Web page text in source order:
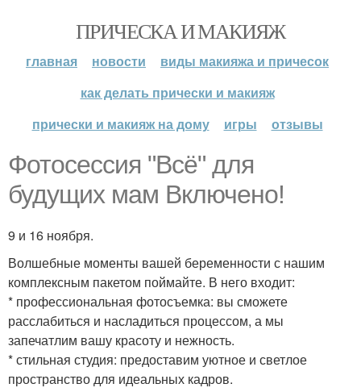
ПРИЧЕСКА И МАКИЯЖ
главная новости
виды макияжа и причесок
как делать прически и макияж
прически и макияж на дому
игры отзывы
Фотосессия "Всё" для
будущих мам Включено!
9 и 16 ноября.
Волшебные моменты вашей беременности с нашим
комплексным пакетом поймайте. В него входит:
* профессиональная фотосъемка: вы сможете
расслабиться и насладиться процессом, а мы
запечатлим вашу красоту и нежность.
* стильная студия: предоставим уютное и светлое
пространство для идеальных кадров.